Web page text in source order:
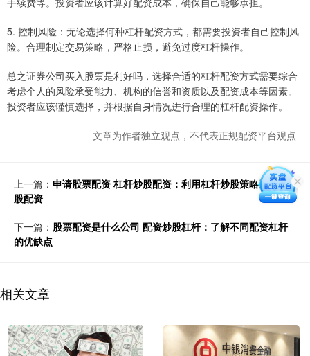
5. 控制风险：无论选择何种杠杆配资方式，都需要投资者自己控制风
险。合理制定交易策略，严格止损，避免过度杠杆操作。
总之证券公司买入股票是利好吗，选择合适的杠杆配资方式需要综合
考虑个人的风险承受能力、机构的信誉和资质以及配资成本等因素。
投资者应该谨慎选择，并根据自身情况进行合理的杠杆配资操作。
文章为作者独立观点，不代表正规配资平台观点
上一篇： 申请股票配资 杠杆炒股配资：利用杠杆炒股策略进行炒
股配资
下一篇： 股票配资是什么公司 配资炒股杠杆：了解不同配资杠杆
的优缺点
相关文章